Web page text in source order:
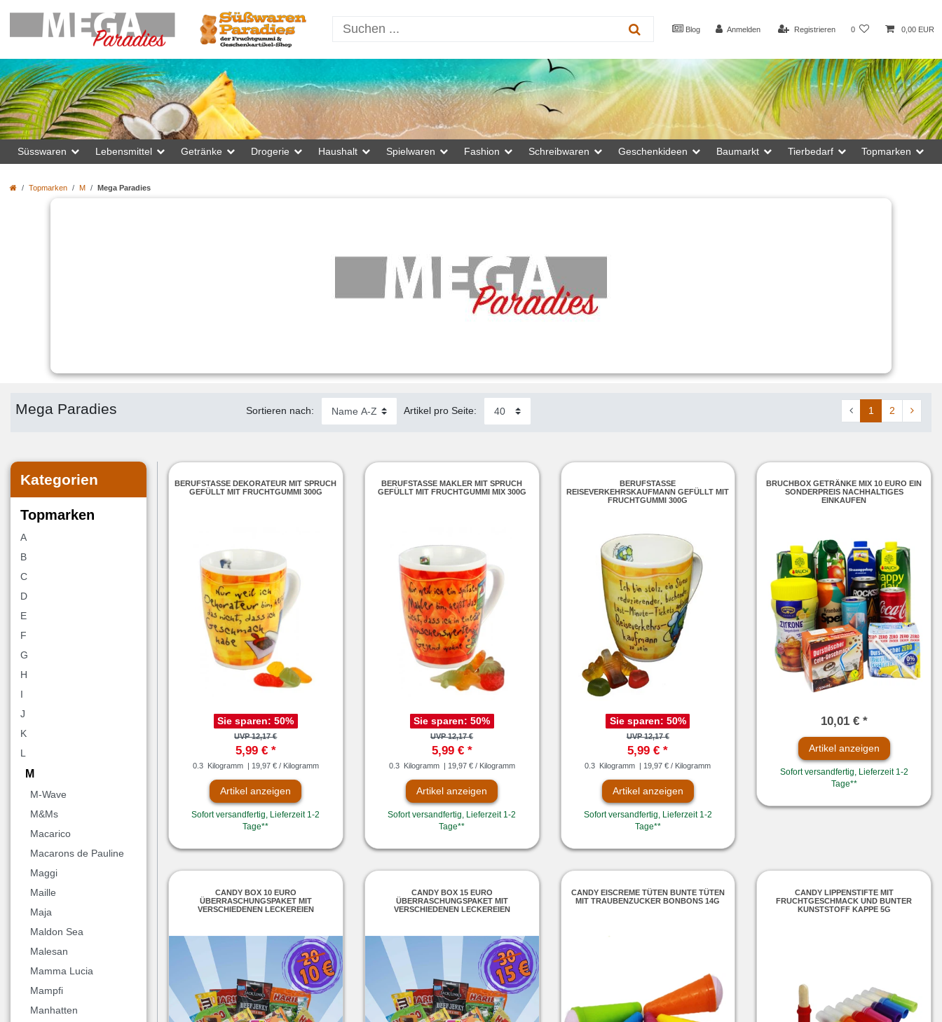
Blog Anmelden Registrieren 0 0,00 EUR
Süsswaren Lebensmittel Getränke Drogerie Haushalt Spielwaren Fashion Schreibwaren Geschenkideen Baumarkt Tierbedarf Topmarken
Topmarken M Mega Paradies
Mega Paradies Sortieren nach: Artikel pro Seite: 1 2
Kategorien
Topmarken
A
B
C
D
E
F
G
H
I
J
K
L
M
M-Wave
M&Ms
Macarico
Macarons de Pauline
Maggi
Maille
Maja
Maldon Sea
Malesan
Mamma Lucia
Mampfi
Manhatten
BERUFSTASSE DEKORATEUR MIT SPRUCH
GEFÜLLT MIT FRUCHTGUMMI 300G
Sie sparen: 50%
UVP 12,17 €
5,99 € *
0.3 Kilogramm | 19,97 € / Kilogramm
Artikel anzeigen
Sofort versandfertig, Lieferzeit 1-2
Tage**
BERUFSTASSE MAKLER MIT SPRUCH
GEFÜLLT MIT FRUCHTGUMMI MIX 300G
Sie sparen: 50%
UVP 12,17 €
5,99 € *
0.3 Kilogramm | 19,97 € / Kilogramm
Artikel anzeigen
Sofort versandfertig, Lieferzeit 1-2
Tage**
BERUFSTASSE
REISEVERKEHRSKAUFMANN GEFÜLLT MIT
FRUCHTGUMMI 300G
Sie sparen: 50%
UVP 12,17 €
5,99 € *
0.3 Kilogramm | 19,97 € / Kilogramm
Artikel anzeigen
Sofort versandfertig, Lieferzeit 1-2
Tage**
BRUCHBOX GETRÄNKE MIX 10 EURO EIN
SONDERPREIS NACHHALTIGES
EINKAUFEN
10,01 € *
Artikel anzeigen
Sofort versandfertig, Lieferzeit 1-2
Tage**
CANDY BOX 10 EURO
ÜBERRASCHUNGSPAKET MIT
VERSCHIEDENEN LECKEREIEN
CANDY BOX 15 EURO
ÜBERRASCHUNGSPAKET MIT
VERSCHIEDENEN LECKEREIEN
CANDY EISCREME TÜTEN BUNTE TÜTEN
MIT TRAUBENZUCKER BONBONS 14G
CANDY LIPPENSTIFTE MIT
FRUCHTGESCHMACK UND BUNTER
KUNSTSTOFF KAPPE 5G